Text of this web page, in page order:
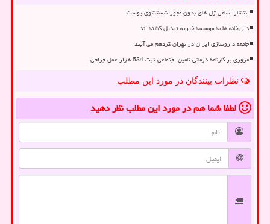
انتشار اسامی ژل های بدون مجوز شستشوی پوست
داروخانه ها به موسسه خیریه تبدیل گشته اند
جامعه داروسازی ایران در تهران گردهم می آیند
مروری بر کارنامه درمانی تامین اجتماعی ثبت 534 هزار عمل جراحی
نظرات بینندگان در مورد این مطلب
لطفا شما همدر مورد این مطلبنظر دهید